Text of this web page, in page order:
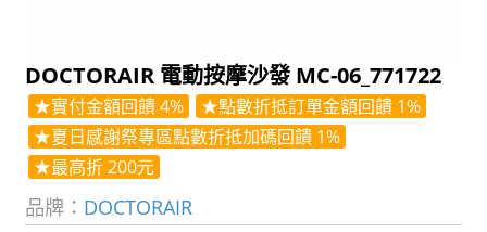
DOCTORAIR 電動按摩沙發 MC-06_771722
★實付金額回饋 4%
★點數折抵訂單金額回饋 1%
★夏日感謝祭專區點數折抵加碼回饋 1%
★最高折 200元
品牌： DOCTORAIR